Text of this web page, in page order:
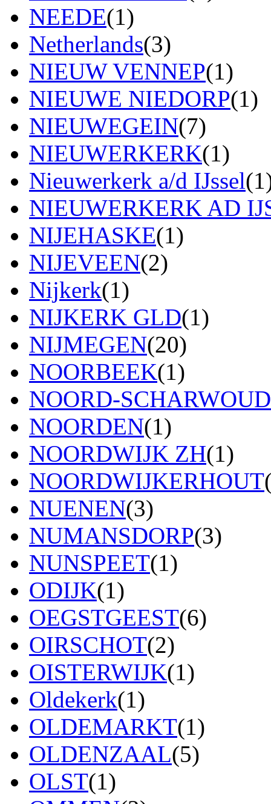
NEEDE(1)
Netherlands(3)
NIEUW VENNEP(1)
NIEUWE NIEDORP(1)
NIEUWEGEIN(7)
NIEUWERKERK(1)
Nieuwerkerk a/d IJssel
NIEUWERKERK AD
NIJEHASKE(1)
NIJEVEEN(2)
Nijkerk(1)
NIJKERK GLD(1)
NIJMEGEN(20)
NOORBEEK(1)
NOORD-
NOORDEN(1)
NOORDWIJK ZH(1)
NOORDWIJKERHOUT
NUENEN(3)
NUMANSDORP(3)
NUNSPEET(1)
ODIJK(1)
OEGSTGEEST(6)
OIRSCHOT(2)
OISTERWIJK(1)
Oldekerk(1)
OLDEMARKT(1)
OLDENZAAL(5)
OLST(1)